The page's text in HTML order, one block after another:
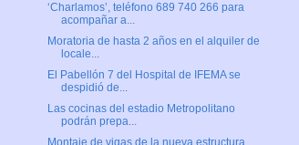
‘Charlamos’, teléfono 689 740 266 para
acompañar a...
Moratoria de hasta 2 años en el alquiler de
locale...
El Pabellón 7 del Hospital de IFEMA se
despidió de...
Las cocinas del estadio Metropolitano
podrán prepa...